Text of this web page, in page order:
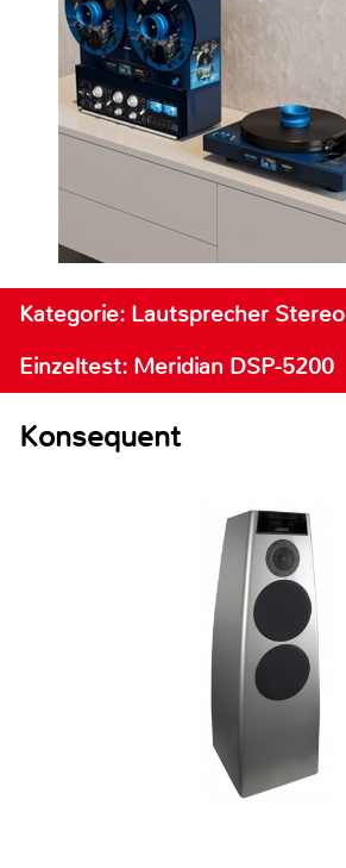
Kategorie: Lautsprecher Stereo
Einzeltest: Meridian DSP-5200
Konsequent